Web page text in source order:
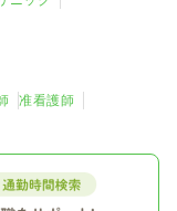
准看護師